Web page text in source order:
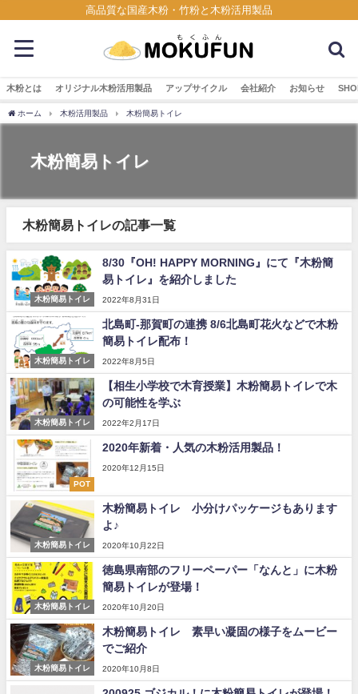
高品質な国産木粉・竹粉と木粉活用製品
木粉とは オリジナル木粉活用製品 アップサイクル 会社紹介 お知らせ
ホーム 木粉活用製品 木粉簡易トイレ
木粉簡易トイレ
木粉簡易トイレの記事一覧
木粉簡易トイレ
8/30『OH! HAPPY MORNING』にて『木粉簡
易トイレ』を紹介しました
2022年8月31日
木粉簡易トイレ
北島町-那賀町の連携 8/6北島町花火などで木粉
簡易トイレ配布！
2022年8月5日
木粉簡易トイレ
【相生小学校で木育授業】木粉簡易トイレで木
の可能性を学ぶ
2022年2月17日
POT
2020年新着・人気の木粉活用製品！
2020年12月15日
木粉簡易トイレ
木粉簡易トイレ 小分けパッケージもあります
よ♪
2020年10月22日
木粉簡易トイレ
徳島県南部のフリーペーパー「なんと」に木粉
簡易トイレが登場！
2020年10月20日
木粉簡易トイレ
木粉簡易トイレ 素早い凝固の様子をムービー
でご紹介
2020年10月8日